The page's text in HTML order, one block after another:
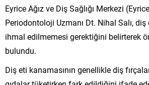
Eyrice Ağız ve Diş Sağlığı Merkezi
Periodontoloji Uzmanı Dt. Nihal Salı, diş
ihmal edilmemesi gerektiğini belirterek
bulundu.
Diş eti kanamasının genellikle diş